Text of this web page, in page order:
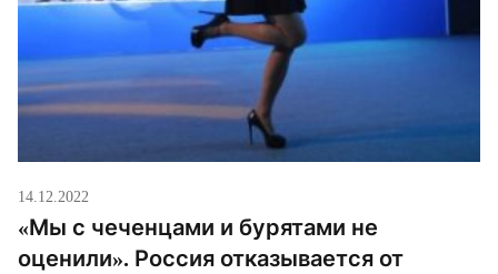
14.12.2022
«Мы с чеченцами и бурятами не
оценили». Россия отказывается от